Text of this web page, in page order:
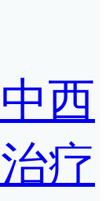
西
疗